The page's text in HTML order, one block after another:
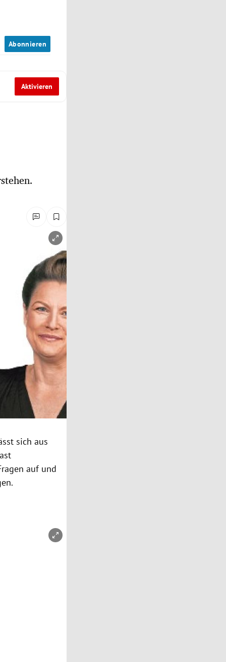
Abonnieren
Aktivieren
sich aus
auf und